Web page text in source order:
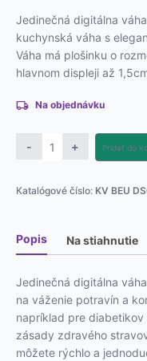
Jedinečná digitálna
kuchynská váha s
Váha má plošinku o
hlavnom displeji až
Na objednávku
-
množstvo
váha
61
+ Pridať do
Katalógové číslo: KV BEU
Popis Na stiahnutie
Jedinečná digitálna
na váženie potravín a
napríklad pre
zásady zdravého
môžete rýchlo a